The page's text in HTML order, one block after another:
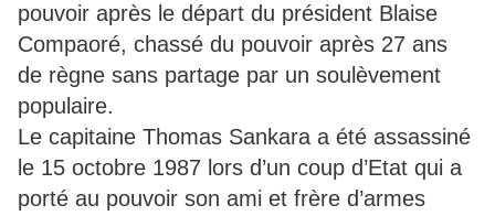
pouvoir après le départ du président Blaise
Compaoré, chassé du pouvoir après 27 ans
de règne sans partage par un soulèvement
populaire.
Le capitaine Thomas Sankara a été assassiné
le 15 octobre 1987 lors d’un coup d’Etat qui a
porté au pouvoir son ami et frère d’armes